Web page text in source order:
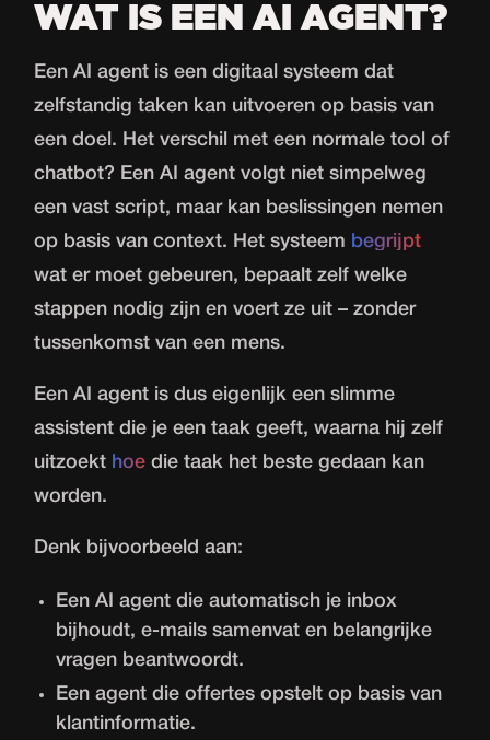
WAT IS EEN AI AGENT?
Een AI agent is een digitaal systeem dat
zelfstandig taken kan uitvoeren op basis van
een doel. Het verschil met een normale tool of
chatbot? Een AI agent volgt niet simpelweg
een vast script, maar kan beslissingen nemen
op basis van context. Het systeem begrijpt
wat er moet gebeuren, bepaalt zelf welke
stappen nodig zijn en voert ze uit – zonder
tussenkomst van een mens.
Een AI agent is dus eigenlijk een slimme
assistent die je een taak geeft, waarna hij zelf
uitzoekt hoe die taak het beste gedaan kan
worden.
Denk bijvoorbeeld aan:
Een AI agent die automatisch je inbox
bijhoudt, e-mails samenvat en belangrijke
vragen beantwoordt.
Een agent die offertes opstelt op basis van
klantinformatie.